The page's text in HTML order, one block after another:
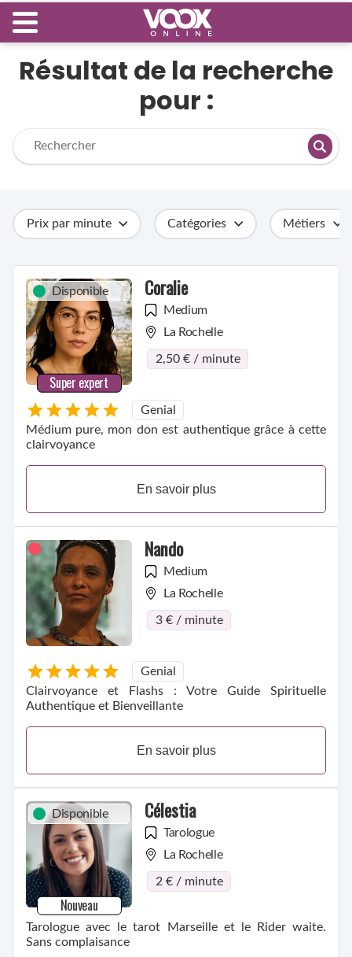
Résultat de la recherche
pour :
Prix par minute Catégories Métiers
Disponible
Super expert
Coralie
Medium
La Rochelle
2,50 € / minute
Genial
Médium pure, mon don est authentique grâce à cette
clairvoyance
En savoir plus
Nando
Medium
La Rochelle
3 € / minute
Genial
Clairvoyance et Flashs : Votre Guide Spirituelle
Authentique et Bienveillante
En savoir plus
Disponible
Nouveau
Célestia
Tarologue
La Rochelle
2 € / minute
Tarologue avec le tarot Marseille et le Rider waite.
Sans complaisance